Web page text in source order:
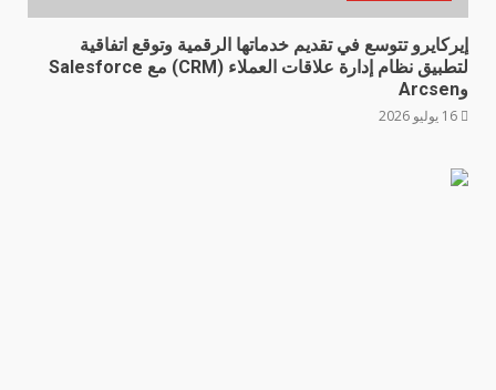
إيركايرو تتوسع في تقديم خدماتها الرقمية وتوقع اتفاقية
لتطبيق نظام إدارة علاقات العملاء (CRM) مع Salesforce
وArcsen